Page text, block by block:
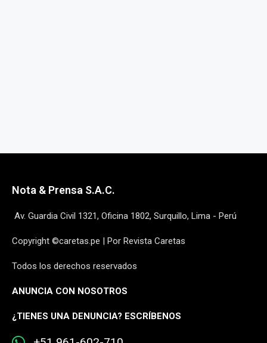
Nota & Prensa S.A.C.
Av. Guardia Civil 1321, Oficina 1802, Surquillo, Lima - Perú
Copyright ©caretas.pe | Por Revista Caretas
Todos los derechos reservados
ANUNCIA CON NOSOTROS
¿TIENES UNA DENUNCIA? ESCRÍBENOS